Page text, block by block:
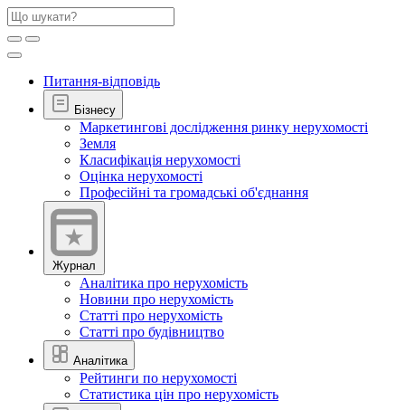
Питання-відповідь
Бізнесу
Маркетингові дослідження ринку нерухомості
Земля
Класифікація нерухомості
Оцінка нерухомості
Професійні та громадські об'єднання
Журнал
Аналітика про нерухомість
Новини про нерухомість
Статті про нерухомість
Статті про будівництво
Аналітика
Рейтинги по нерухомості
Статистика цін про нерухомість